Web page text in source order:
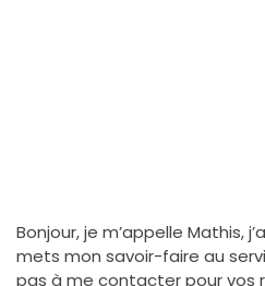
Bonjour, je m’appelle Mathis,
mets mon savoir-faire au
pas à me contacter pour vos